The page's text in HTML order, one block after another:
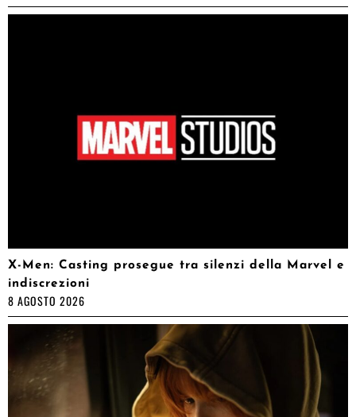
X-Men: Casting prosegue tra silenzi della Marvel e
indiscrezioni
8 AGOSTO 2026